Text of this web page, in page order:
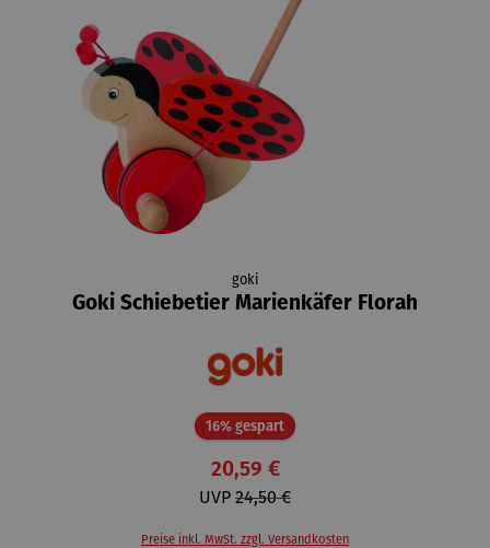
goki
Goki Schiebetier Marienkäfer Florah
16% gespartRabatt
20,59 €
UVP 24,50 €
Preise inkl. MwSt. zzgl. Versandkosten